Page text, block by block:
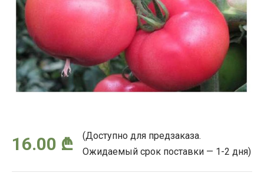
16.00 ₾
(Доступно для предзаказа.
Ожидаемый срок поставки — 1-2 дня)